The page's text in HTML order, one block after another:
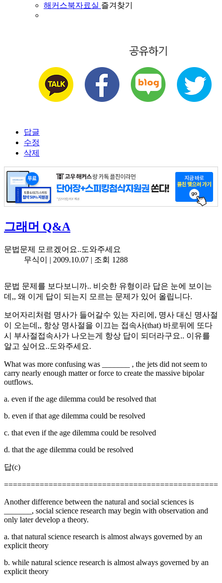
해커스북자료실 즐겨찾기
답글
수정
삭제
그래머 Q&A
문법문제 모르겠어요..도와주세요
무식이 | 2009.10.07 | 조회 1288
문법 문제를 보다보니까.. 비슷한 유형이라 답은 눈에 보이는
데,, 왜 이게 답이 되는지 모르는 문제가 있어 올립니다.
보어자리처럼 명사가 들어갈수 있는 자리에, 명사 대신 명사절
이 오는데,, 항상 명사절을 이끄는 접속사(that) 바로뒤에 또다
시 부사절접속사가 나오는게 항상 답이 되더라구요.. 이유를
알고 싶어요..도와주세요.
What was more confusing was _______ , the jets did not seem to
carry nearly enough matter or force to create the massive bipolar
outflows.
a. even if the age dilemma could be resolved that
b. even if that age dilemma could be resolved
c. that even if the age dilemma could be resolved
d. that the age dilemma could be resolved
답(c)
Another difference between the natural and social sciences is
_______, social science research may begin with observation and
only later develop a theory.
a. that natural science research is almost always governed by an
explicit theory
b. while natural science research is almost always governed by an
explicit theory